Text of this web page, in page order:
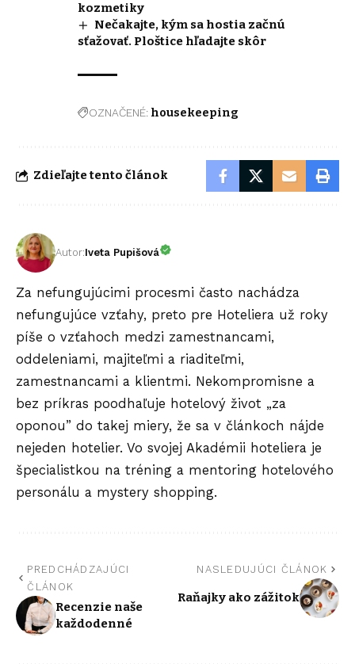
kozmetiky
Nečakajte, kým sa hostia začnú
sťažovať. Ploštice hľadajte skôr
OZNAČENÉ: housekeeping
Zdieľajte tento článok
Autor:Iveta Pupišová
Za nefungujúcimi procesmi často nachádza
nefungujúce vzťahy, preto pre Hoteliera už roky
píše o vzťahoch medzi zamestnancami,
oddeleniami, majiteľmi a riaditeľmi,
zamestnancami a klientmi. Nekompromisne a
bez príkras poodhaľuje hotelový život „za
oponou” do takej miery, že sa v článkoch nájde
nejeden hotelier. Vo svojej Akadémii hoteliera je
špecialistkou na tréning a mentoring hotelového
personálu a mystery shopping.
PREDCHÁDZAJÚCI
ČLÁNOK
Recenzie naše
každodenné
NASLEDUJÚCI ČLÁNOK
Raňajky ako zážitok